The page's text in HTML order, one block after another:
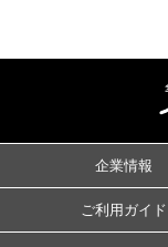
企業情報
ご利用ガイド